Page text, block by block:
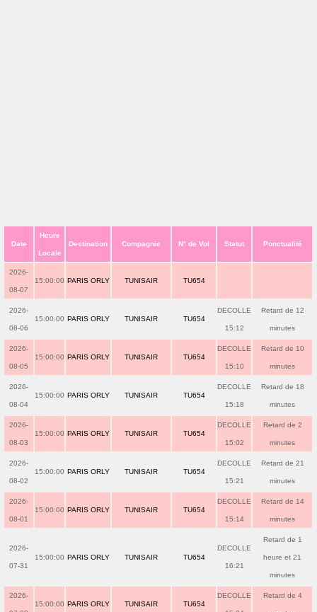
Date
Heure
Locale
Destination Compagnie N° de Vol Statut Ponctualité
2026-
08-07
15:00:00 PARIS ORLY TUNISAIR TU654
2026-
08-06
15:00:00 PARIS ORLY TUNISAIR TU654
DECOLLE
15:12
Retard de 12
minutes
2026-
08-05
15:00:00 PARIS ORLY TUNISAIR TU654
DECOLLE
15:10
Retard de 10
minutes
2026-
08-04
15:00:00 PARIS ORLY TUNISAIR TU654
DECOLLE
15:18
Retard de 18
minutes
2026-
08-03
15:00:00 PARIS ORLY TUNISAIR TU654
DECOLLE
15:02
Retard de 2
minutes
2026-
08-02
15:00:00 PARIS ORLY TUNISAIR TU654
DECOLLE
15:21
Retard de 21
minutes
2026-
08-01
15:00:00 PARIS ORLY TUNISAIR TU654
DECOLLE
15:14
Retard de 14
minutes
2026-
07-31
15:00:00 PARIS ORLY TUNISAIR TU654
DECOLLE
16:21
Retard de 1
heure et 21
minutes
2026-
15:00:00 PARIS ORLY TUNISAIR TU654
DECOLLE Retard de 4